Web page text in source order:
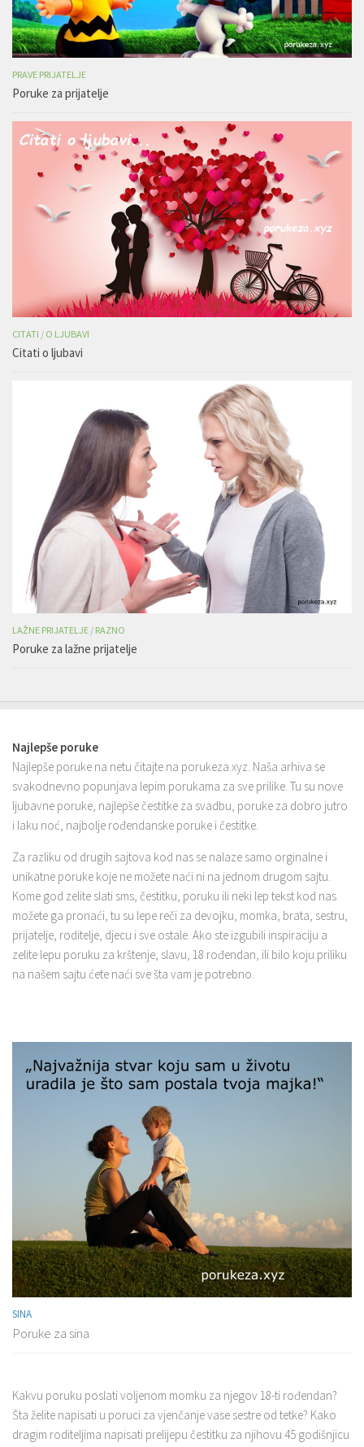
PRAVE PRIJATELJE
Poruke za prijatelje
CITATI / O LJUBAVI
Citati o ljubavi
LAŽNE PRIJATELJE / RAZNO
Poruke za lažne prijatelje
Najlepše poruke
Najlepše poruke na netu čitajte na porukeza.xyz. Naša arhiva se
svakodnevno popunjava lepim porukama za sve prilike. Tu su nove
ljubavne poruke, najlepše čestitke za svadbu, poruke za dobro jutro
i laku noć, najbolje rođendanske poruke i čestitke.
Za razliku od drugih sajtova kod nas se nalaze samo orginalne i
unikatne poruke koje ne možete naći ni na jednom drugom sajtu.
Kome god zelite slati sms, čestitku, poruku ili neki lep tekst kod nas
možete ga pronaći, tu su lepe reči za devojku, momka, brata, sestru,
prijatelje, roditelje, djecu i sve ostale. Ako ste izgubili inspiraciju a
zelite lepu poruku za krštenje, slavu, 18 rođendan, ili bilo koju priliku
na našem sajtu ćete naći sve šta vam je potrebno.
SINA
Poruke za sina
Kakvu poruku poslati voljenom momku za njegov 18-ti rođendan?
Šta želite napisati u poruci za vjenčanje vase sestre od tetke? Kako
dragim roditeljima napisati prelijepu čestitku za njihovu 45 godišnjicu